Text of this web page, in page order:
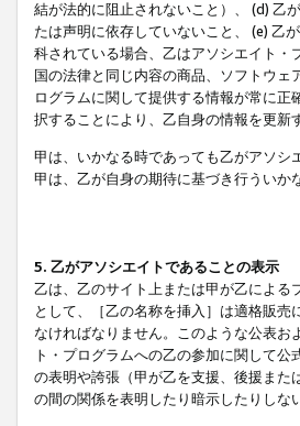
結が法的に阻止されないこと）、 (d) 乙
たは声明に依存していないこと、 (e) 乙
科されている場合、乙はアソシエイト
国の法律と同じ内容の商品、ソフトウ
ログラムに関して提供する情報が常に
択することにより、乙自身の情報を更新
甲は、いかなる時であっても乙がアソ
甲は、乙が自身の期待に基づき行うい
5. 乙がアソシエイトであることの表示
乙は、乙のサイト上または甲が乙によ
として、［乙の名称を挿入］は適格販
なければなりません。このような公表
ト・プログラムへの乙の参加に関して
の表明や誇張（甲が乙を支援、後援ま
の間の関係を表明したり暗示したりしな